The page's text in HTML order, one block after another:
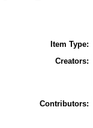
Item Type:
Creators:
Contributors: